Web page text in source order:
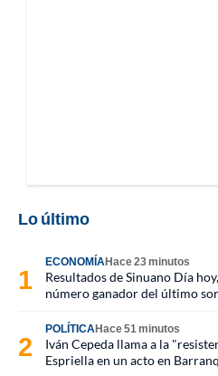
Lo último
ECONOMÍAHace 23 minutos
Resultados de Sinuano Día
número ganador del último
POLÍTICAHace 51 minutos
Iván Cepeda llama a la
Espriella en un acto en